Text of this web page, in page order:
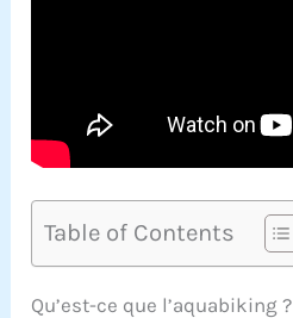
Table of Contents
Qu’est-ce que l’aquabiking ?